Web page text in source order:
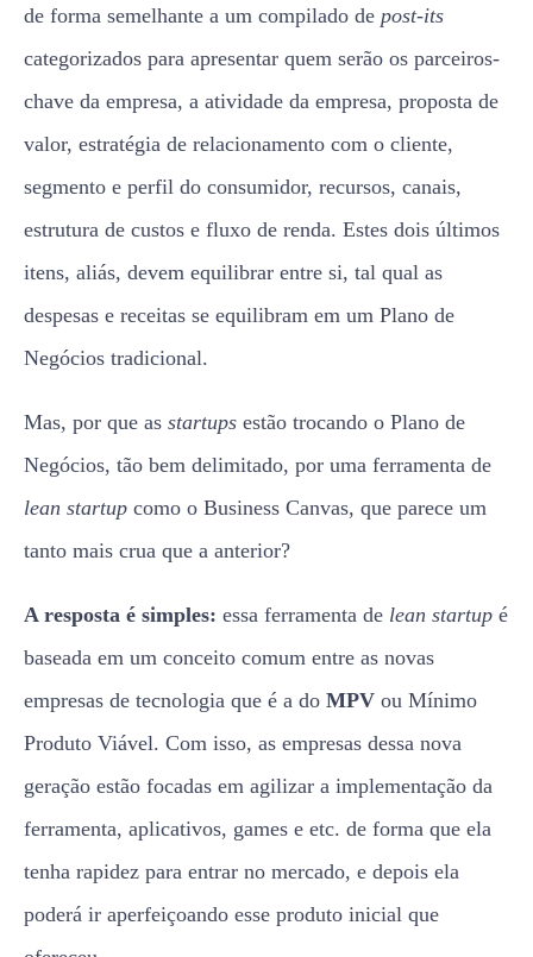
de forma semelhante a um compilado de post-its
categorizados para apresentar quem serão os parceiros-
chave da empresa, a atividade da empresa, proposta de
valor, estratégia de relacionamento com o cliente,
segmento e perfil do consumidor, recursos, canais,
estrutura de custos e fluxo de renda. Estes dois últimos
itens, aliás, devem equilibrar entre si, tal qual as
despesas e receitas se equilibram em um Plano de
Negócios tradicional.
Mas, por que as startups estão trocando o Plano de
Negócios, tão bem delimitado, por uma ferramenta de
lean startup como o Business Canvas, que parece um
tanto mais crua que a anterior?
A resposta é simples: essa ferramenta de lean startup é
baseada em um conceito comum entre as novas
empresas de tecnologia que é a do MPV ou Mínimo
Produto Viável. Com isso, as empresas dessa nova
geração estão focadas em agilizar a implementação da
ferramenta, aplicativos, games e etc. de forma que ela
tenha rapidez para entrar no mercado, e depois ela
poderá ir aperfeiçoando esse produto inicial que